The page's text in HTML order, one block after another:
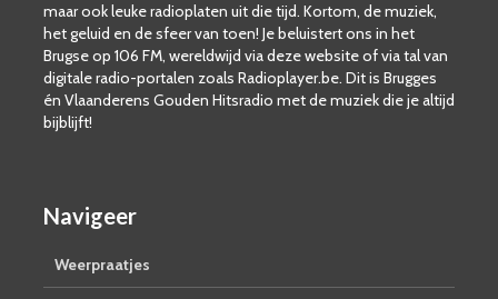
maar ook leuke radioplaten uit die tijd. Kortom, de muziek,
het geluid en de sfeer van toen! Je beluistert ons in het
Brugse op 106 FM, wereldwijd via deze website of via tal van
digitale radio-portalen zoals Radioplayer.be. Dit is Brugges
én Vlaanderens Gouden Hitsradio met de muziek die je altijd
bijblijft!
Navigeer
Weerpraatjes